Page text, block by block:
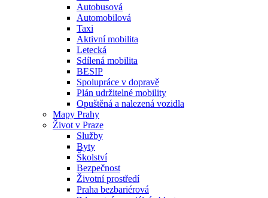
Autobusová
Automobilová
Taxi
Aktivní mobilita
Letecká
Sdílená mobilita
BESIP
Spolupráce v dopravě
Plán udržitelné mobility
Opuštěná a nalezená vozidla
Mapy Prahy
Život v Praze
Služby
Byty
Školství
Bezpečnost
Životní prostředí
Praha bezbariérová